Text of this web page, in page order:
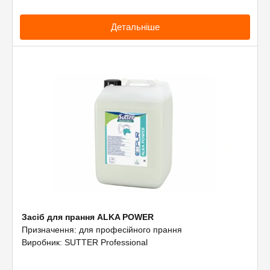
Детальніше
Засіб для прання ALKA POWER
Призначення: для професійного прання
Виробник: SUTTER Professional